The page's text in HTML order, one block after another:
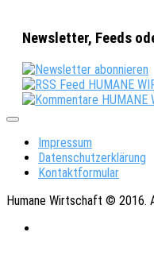
Newsletter, Feeds
Impressum
Datenschutzerklärung
Kontaktformular
Humane Wirtschaft © 2016.